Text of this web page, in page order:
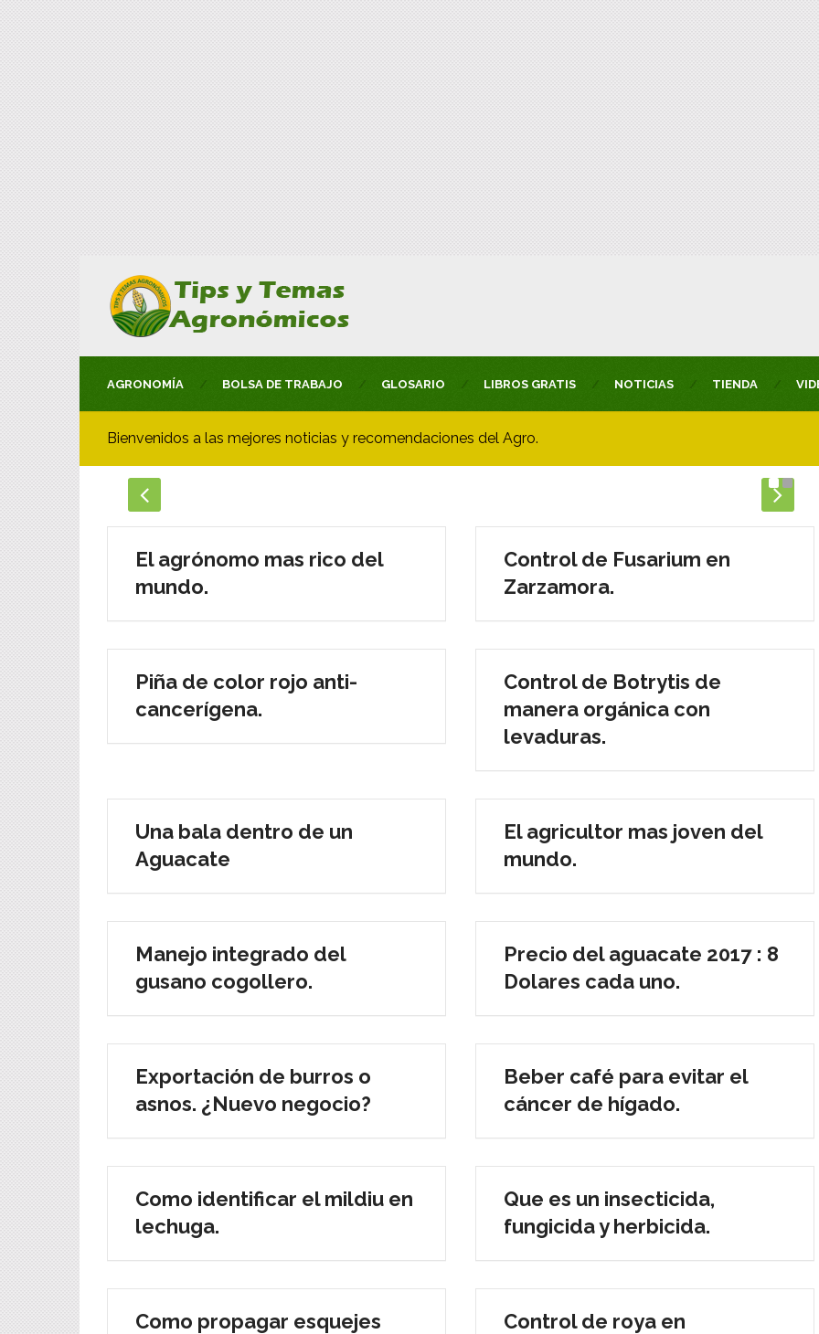
AGRONOMÍA BOLSA DE TRABAJO GLOSARIO LIBROS GRATIS NOTICIAS TIENDA
Bienvenidos a las mejores noticias y recomendaciones del Agro.
El agrónomo mas rico del
mundo.
Control de Fusarium en
Zarzamora.
Piña de color rojo anti-
cancerígena.
Control de Botrytis de
manera orgánica con
levaduras.
Una bala dentro de un
Aguacate
El agricultor mas joven del
mundo.
Manejo integrado del
gusano cogollero.
Precio del aguacate 2017 : 8
Dolares cada uno.
Exportación de burros o
asnos. ¿Nuevo negocio?
Beber café para evitar el
cáncer de hígado.
Como identificar el mildiu en
lechuga.
Que es un insecticida,
fungicida y herbicida.
Como propagar esquejes
Control de roya en